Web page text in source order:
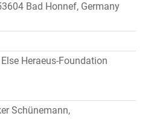
Bad Honnef, Germany
Heraeus-Foundation
Schünemann,